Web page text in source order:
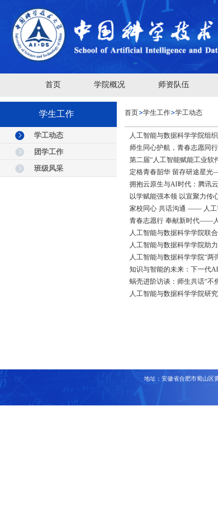
首页 学院概况 师资队伍
学生工作
学工动态
团学工作
班级风采
首页 学生工作 学工动态
人工智能与数据科学学院组
师生同心护航，青春志愿同
第二届“人工智能赋能工业软
定格青春韶华 留存研途星
拥抱云原生与AI时代：腾讯
以学赋能强本领 以宣聚力
家校同心 共话沟通 —— 人工
青春志愿行 奉献新时代——
人工智能与数据科学学院联
人工智能与数据科学学院助
人工智能与数据科学学院“两
知识与智能的未来：下一代
蜗壳进阶访谈：师生共话“不
人工智能与数据科学学院研
地址：安徽省合肥市蜀山区